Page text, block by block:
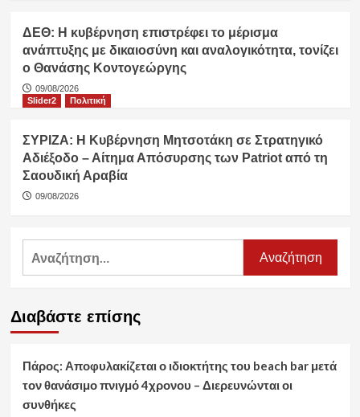
ΔΕΘ: Η κυβέρνηση επιστρέφει το μέρισμα
ανάπτυξης με δικαιοσύνη και αναλογικότητα, τονίζει
ο Θανάσης Κοντογεώργης
09/08/2026
Slider2
Πολιτική
ΣΥΡΙΖΑ: Η Κυβέρνηση Μητσοτάκη σε Στρατηγικό
Αδιέξοδο – Αίτημα Απόσυρσης των Patriot από τη
Σαουδική Αραβία
09/08/2026
Αναζήτηση
Διαβάστε επίσης
Πάρος: Αποφυλακίζεται ο ιδιοκτήτης του beach bar μετά
τον θανάσιμο πνιγμό 4χρονου – Διερευνώνται οι
συνθήκες